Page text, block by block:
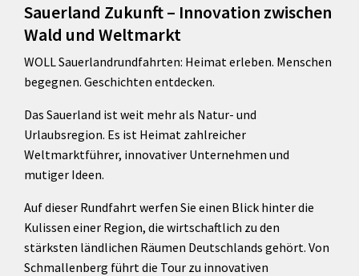
Sauerland Zukunft – Innovation zwischen
Wald und Weltmarkt
WOLL Sauerlandrundfahrten: Heimat erleben. Menschen
begegnen. Geschichten entdecken.
Das Sauerland ist weit mehr als Natur- und
Urlaubsregion. Es ist Heimat zahlreicher
Weltmarktführer, innovativer Unternehmen und
mutiger Ideen.
Auf dieser Rundfahrt werfen Sie einen Blick hinter die
Kulissen einer Region, die wirtschaftlich zu den
stärksten ländlichen Räumen Deutschlands gehört. Von
Schmallenberg führt die Tour zu innovativen